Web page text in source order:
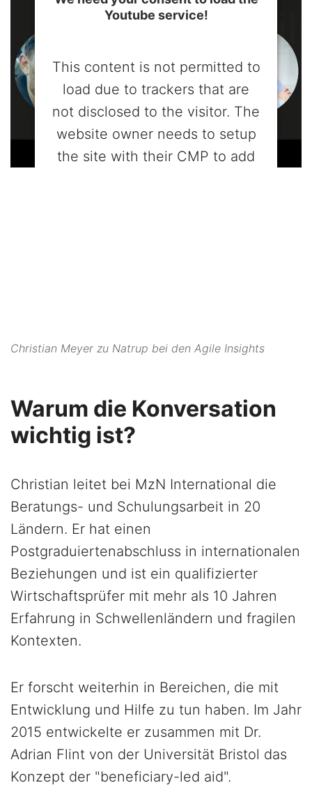
Youtube service!
This content is not permitted to
load due to trackers that are
not disclosed to the visitor. The
website owner needs to setup
the site with their CMP to add
Christian Meyer zu Natrup bei den Agile Insights
Warum die Konversation
wichtig ist?
Christian leitet bei MzN International die
Beratungs- und Schulungsarbeit in 20
Ländern. Er hat einen
Postgraduiertenabschluss in internationalen
Beziehungen und ist ein qualifizierter
Wirtschaftsprüfer mit mehr als 10 Jahren
Erfahrung in Schwellenländern und fragilen
Kontexten.
Er forscht weiterhin in Bereichen, die mit
Entwicklung und Hilfe zu tun haben. Im Jahr
2015 entwickelte er zusammen mit Dr.
Adrian Flint von der Universität Bristol das
Konzept der "beneficiary-led aid".